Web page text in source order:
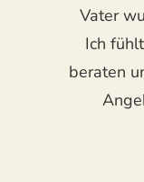
Vater
Ich
beraten